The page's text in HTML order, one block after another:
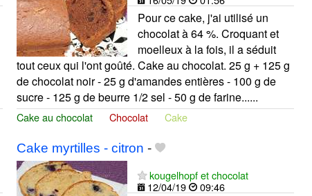
Pour ce cake, j'ai utilisé un
chocolat à 64 %. Croquant et
moelleux à la fois, il a séduit
tout ceux qui l'ont goûté. Cake au chocolat. 25 g + 125 g
de chocolat noir - 25 g d'amandes entières - 100 g de
sucre - 125 g de beurre 1/2 sel - 50 g de farine......
Cake au chocolat Chocolat Cake
Cake myrtilles - citron -
kougelhopf et chocolat
12/04/19
09:46